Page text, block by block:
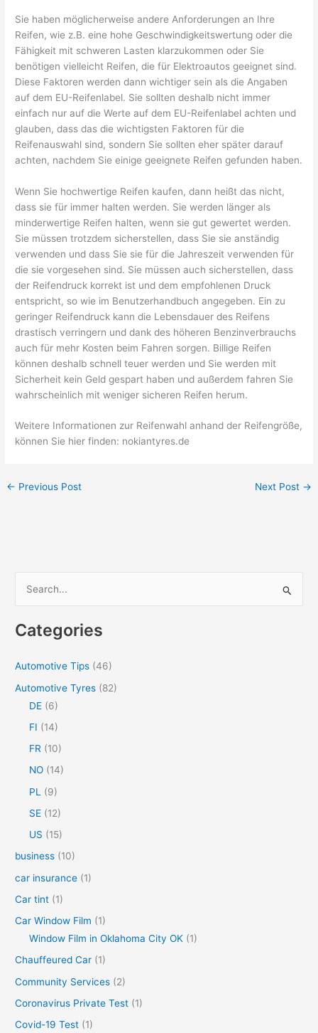
Sie haben möglicherweise andere Anforderungen an Ihre
Reifen, wie z.B. eine hohe Geschwindigkeitswertung oder die
Fähigkeit mit schweren Lasten klarzukommen oder Sie
benötigen vielleicht Reifen, die für Elektroautos geeignet sind.
Diese Faktoren werden dann wichtiger sein als die Angaben
auf dem EU-Reifenlabel. Sie sollten deshalb nicht immer
einfach nur auf die Werte auf dem EU-Reifenlabel achten und
glauben, dass das die wichtigsten Faktoren für die
Reifenauswahl sind, sondern Sie sollten eher später darauf
achten, nachdem Sie einige geeignete Reifen gefunden haben.
Wenn Sie hochwertige Reifen kaufen, dann heißt das nicht,
dass sie für immer halten werden. Sie werden länger als
minderwertige Reifen halten, wenn sie gut gewertet werden.
Sie müssen trotzdem sicherstellen, dass Sie sie anständig
verwenden und dass Sie sie für die Jahreszeit verwenden für
die sie vorgesehen sind. Sie müssen auch sicherstellen, dass
der Reifendruck korrekt ist und dem empfohlenen Druck
entspricht, so wie im Benutzerhandbuch angegeben. Ein zu
geringer Reifendruck kann die Lebensdauer des Reifens
drastisch verringern und dank des höheren Benzinverbrauchs
auch für mehr Kosten beim Fahren sorgen. Billige Reifen
können deshalb schnell teuer werden und Sie werden mit
Sicherheit kein Geld gespart haben und außerdem fahren Sie
wahrscheinlich mit weniger sicheren Reifen herum.
Weitere Informationen zur Reifenwahl anhand der Reifengröße,
können Sie hier finden: nokiantyres.de
← Previous Post Next Post →
r
Categories
Automotive Tips (46)
Automotive Tyres (82)
DE (6)
FI (14)
FR (10)
NO (14)
PL
(9)
SE (12)
US (15)
business (10)
car insurance (1)
Car tint (1)
Car Window Film (1)
Window Film in Oklahoma City OK (1)
Chauffeured Car (1)
Community Services (2)
Coronavirus Private Test (1)
Covid-19 Test (1)